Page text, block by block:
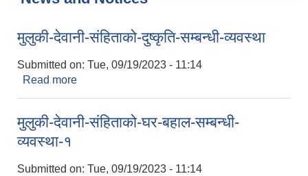
मुलुकी-देवानी-संहिताको-दुष्कृति-सम्बन्धी-व्यवस्था
Submitted on: Tue, 09/19/2023 - 11:14
Read more
मुलुकी-देवानी-संहिताको-घर-बहाल-सम्बन्धी-
व्यवस्था-१
Submitted on: Tue, 09/19/2023 - 11:14